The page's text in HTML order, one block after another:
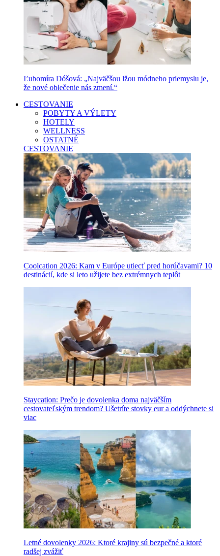
Ľubomíra Dóšová: „Najväčšou lžou módneho priemyslu je,
že nové oblečenie nás zmení.“
CESTOVANIE
POBYTY A VÝLETY
HOTELY
WELLNESS
OSTATNÉ
CESTOVANIE
Coolcation 2026: Kam v Európe utiecť pred horúčavami? 10
destinácií, kde si leto užijete bez extrémnych teplôt
Staycation: Prečo je dovolenka doma najväčším
cestovateľským trendom? Ušetríte stovky eur a oddýchnete si
viac
Letné dovolenky 2026: Ktoré krajiny sú bezpečné a ktoré
radšej zvážiť